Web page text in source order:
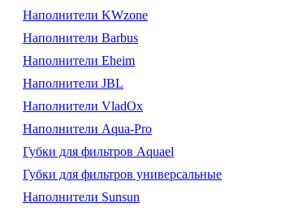
Наполнители KWzone
Наполнители Barbus
Наполнители Eheim
Наполнители JBL
Наполнители VladOx
Наполнители Aqua-Pro
Губки для фильтров Aquael
Губки для фильтров универсальные
Наполнители Sunsun